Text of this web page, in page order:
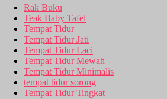
Rak Buku
Teak Baby Tafel
Tempat Tidur
Tempat Tidur Jati
Tempat Tidur Laci
Tempat Tidur Mewah
Tempat Tidur Minimalis
tempat tidur sorong
Tempat Tidur Tingkat